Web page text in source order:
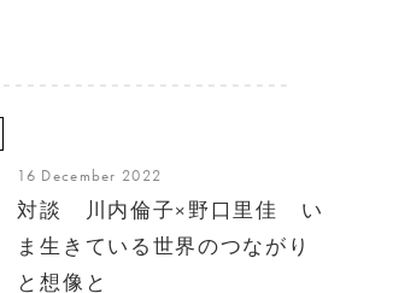
16 December 2022
対談 川内倫子×野口里佳 い
ま生きている世界のつながり
と想像と